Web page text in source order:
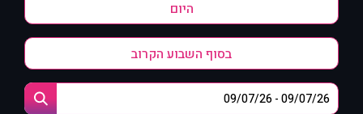
היום
בסוף השבוע הקרוב